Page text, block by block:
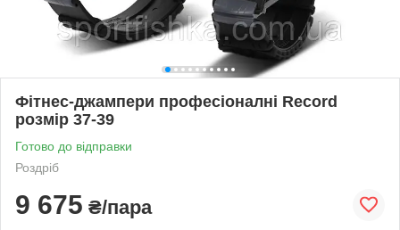
Фітнес-джампери професіоналні Record
розмір 37-39
Готово до відправки
Роздріб
9 675 ₴/пара